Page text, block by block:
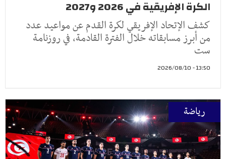
الكرة الإفريقية في 2026 و2027
كشف الإتحاد الإفريقي لكرة القدم عن مواعيد عدد
من أبرز مسابقاته خلال الفترة القادمة، في روزنامة
ست
13:50 - 2026/08/10
رياضة